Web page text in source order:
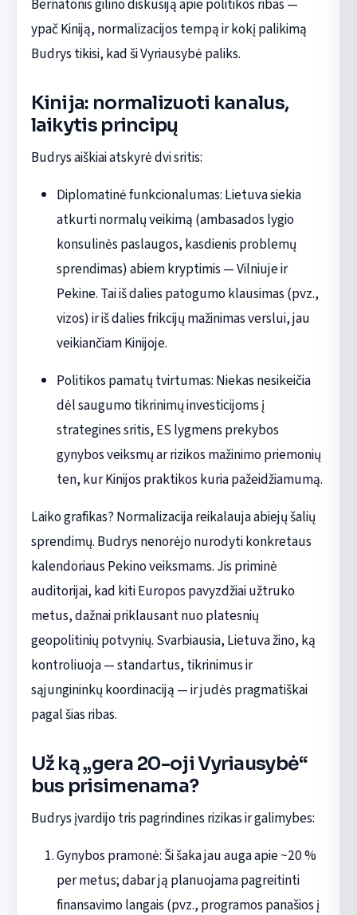
Bernatonis gilino diskusiją apie politikos ribas —
ypač Kiniją, normalizacijos tempą ir kokį palikimą
Budrys tikisi, kad ši Vyriausybė paliks.
Kinija: normalizuoti kanalus,
laikytis principų
Budrys aiškiai atskyrė dvi sritis:
Diplomatinė funkcionalumas: Lietuva siekia
atkurti normalų veikimą (ambasados lygio
konsulinės paslaugos, kasdienis problemų
sprendimas) abiem kryptimis — Vilniuje ir
Pekine. Tai iš dalies patogumo klausimas (pvz.,
vizos) ir iš dalies frikcijų mažinimas verslui, jau
veikiančiam Kinijoje.
Politikos pamatų tvirtumas: Niekas nesikeičia
dėl saugumo tikrinimų investicijoms į
strategines sritis, ES lygmens prekybos
gynybos veiksmų ar rizikos mažinimo priemonių
ten, kur Kinijos praktikos kuria pažeidžiamumą.
Laiko grafikas? Normalizacija reikalauja abiejų šalių
sprendimų. Budrys nenorėjo nurodyti konkretaus
kalendoriaus Pekino veiksmams. Jis priminė
auditorijai, kad kiti Europos pavyzdžiai užtruko
metus, dažnai priklausant nuo platesnių
geopolitinių potvynių. Svarbiausia, Lietuva žino, ką
kontroliuoja — standartus, tikrinimus ir
sąjungininkų koordinaciją — ir judės pragmatiškai
pagal šias ribas.
Už ką „gera 20-oji Vyriausybė“
bus prisimenama?
Budrys įvardijo tris pagrindines rizikas ir galimybes:
Gynybos pramonė: Ši šaka jau auga apie ~20 %
per metus; dabar ją planuojama pagreitinti
finansavimo langais (pvz., programos panašios į